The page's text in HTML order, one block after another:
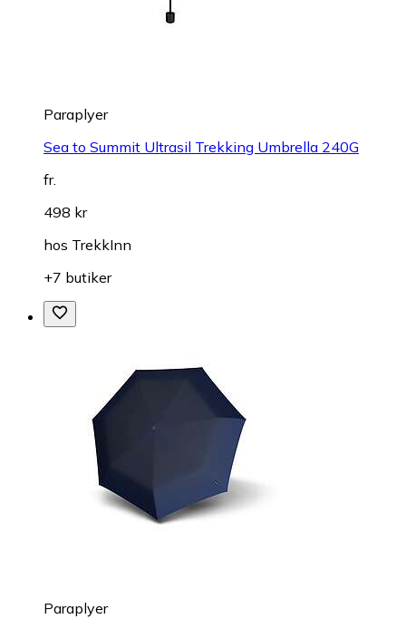
Paraplyer
Sea to Summit Ultrasil Trekking Umbrella 240G
fr.
498 kr
hos TrekkInn
+7 butiker
Paraplyer